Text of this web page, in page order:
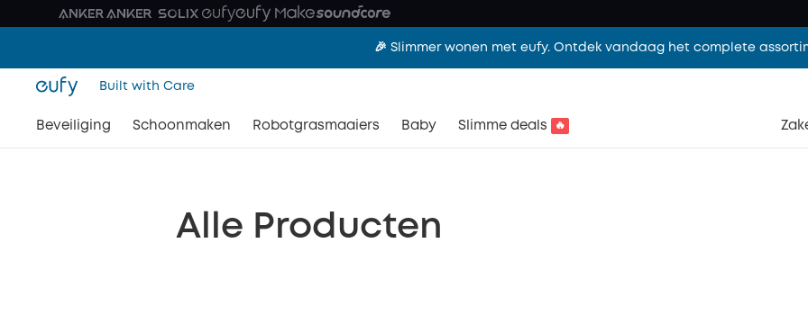
🎉 Slimmer wonen met eufy. Ontdek vandaag het complete
Built with Care
Beveiliging Schoonmaken Robotgrasmaaiers Baby Slimme deals 🔥
Alle Producten